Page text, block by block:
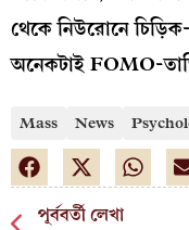
থেকে নিউরোনে
অনেকটাই FOMO-
Mass News
পূর্ববর্তী লেখা